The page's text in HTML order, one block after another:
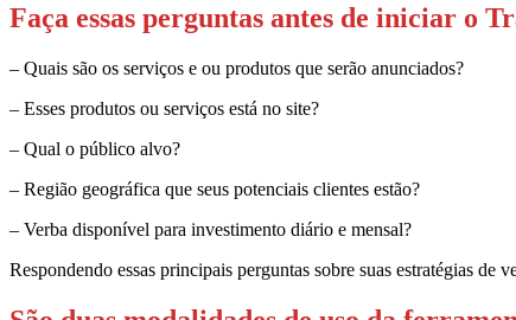
Faça essas perguntas antes de iniciar o
– Quais são os serviços e ou produtos que serão anunciados?
– Esses produtos ou serviços está no site?
– Qual o público alvo?
– Região geográfica que seus potenciais clientes estão?
– Verba disponível para investimento diário e mensal?
Respondendo essas principais perguntas sobre suas estratégias